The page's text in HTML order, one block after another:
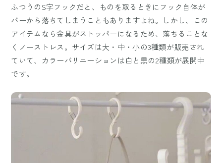
ふつうのS字フックだと、ものを取るときにフック自体が
バーから落ちてしまうこともありますよね。しかし、この
アイテムなら金具がストッパーになるため、落ちることな
くノーストレス。サイズは大・中・小の3種類が販売され
ていて、カラーバリエーションは白と黒の2種類が展開中
です。